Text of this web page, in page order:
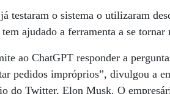
testaram o sistema o utilizaram
ajudado a ferramenta a se
ao ChatGPT responder a
pedidos impróprios”, divulgou a
do Twitter, Elon Musk. O